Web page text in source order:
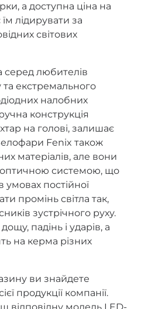
а доступна ціна на
лідирувати за
світових
серед любителів
та екстремального
налобних
конструкція
на голові, залишає
Fenix також
матеріалів, але вони
системою, що
постійної
промінь світла так,
зустрічного руху.
падінь і ударів, а
на керма різних
ви знайдете
продукції компанії.